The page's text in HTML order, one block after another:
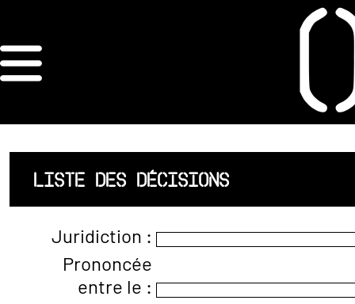
ORDRE DES
ARCHITECTES
ACCUEIL
LISTE DES
ARCHITECTES
JURISPRUDENCE
LISTE DES DÉCISIONS
Juridiction :
Prononcée
entre le :